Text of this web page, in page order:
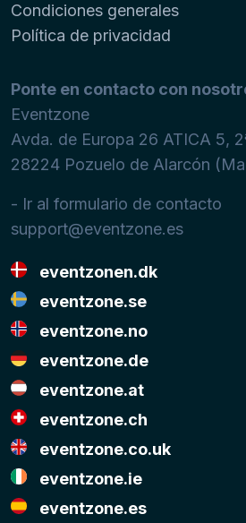
Condiciones generales
Política de privacidad
Ponte en contacto con
Eventzone
Avda. de Europa 26 ATICA 5,
28224 Pozuelo de Alarcón
- Ir al formulario de contacto
support@eventzone.es
eventzonen.dk
eventzone.se
eventzone.no
eventzone.de
eventzone.at
eventzone.ch
eventzone.co.uk
eventzone.ie
eventzone.es